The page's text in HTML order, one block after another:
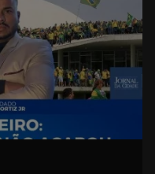
TelegramGettr